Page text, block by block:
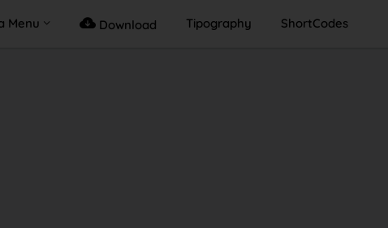
Menu Download Tipography ShortCodes